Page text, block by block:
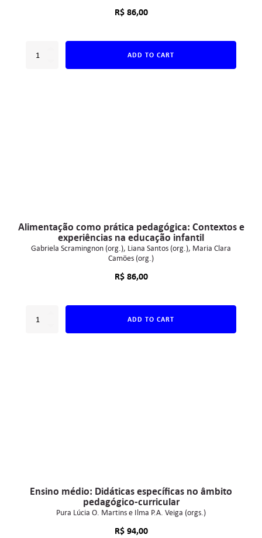
R$86,00
ADD TO CART
Alimentação como prática pedagógica: Contextos e
experiências na educação infantil
Gabriela Scramingnon (org.) Liana Santos (org.) Maria Clara
Camões (org.)
R$86,00
ADD TO CART
Ensino médio: Didáticas específicas no âmbito
pedagógico-curricular
Pura Lúcia O. Martins e Ilma P.A. Veiga (orgs.)
R$94,00